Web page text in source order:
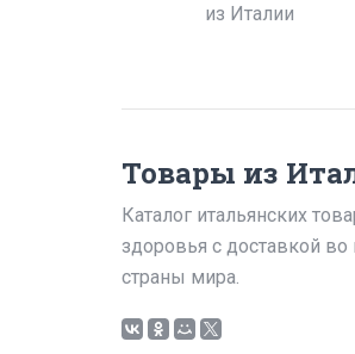
из Италии
Товары из
Каталог итальянских
здоровья с доставкой во
страны мира.